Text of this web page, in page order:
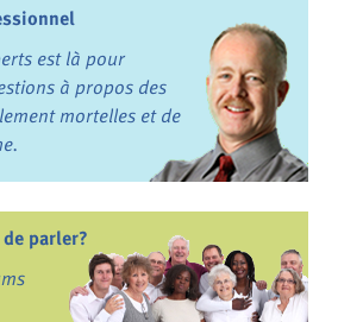
est là pour
à propos des
mortelles et de
parler?